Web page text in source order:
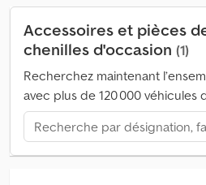
Accessoires et pièces
chenilles d'occasion (1)
Recherchez maintenant
avec plus de 120 000 véhicules